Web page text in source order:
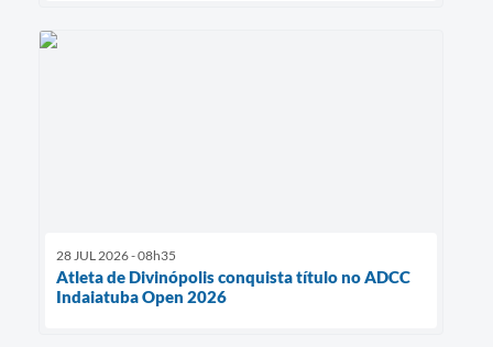
28 JUL 2026 - 08h35
Atleta de Divinópolis conquista título no ADCC
Indaiatuba Open 2026